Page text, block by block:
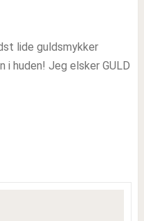
lide guldsmykker
i huden! Jeg elsker GULD